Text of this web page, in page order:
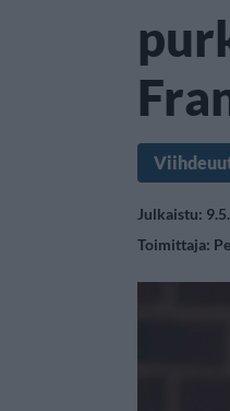
Julkaistu:
Toimittaja: